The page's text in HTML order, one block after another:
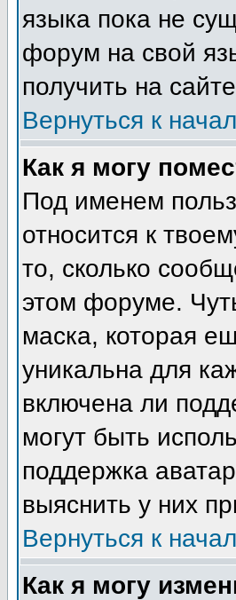
языка пока не
форум на свой
получить на
Вернуться к
Как я могу
Под именем
относится к
то, сколько
этом форуме.
маска, которая
уникальна для
включена ли
могут быть
поддержка
выяснить у них
Вернуться к
Как я могу